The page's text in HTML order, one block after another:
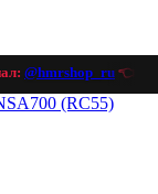
@hmrshop_ru👈
(RC55)